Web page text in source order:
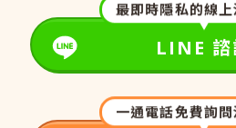
最即時隱私的線
LINE 諮
一通電話免費詢